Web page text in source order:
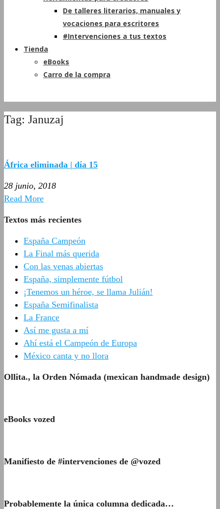
De talleres literarios, manuales y
vocaciones para escritores
#Intervenciones a tus textos
Tienda
eBooks
Carro de la compra
Tag: Januzaj
África eliminada | día 15
28 junio, 2018
Read More
Textos más recientes
España Campeón
La Final más querida
Con las venas abiertas
España, simplemente fútbol
¡Tenemos un héroe, se llama Julián!
España Semifinalista
La France
Así me gusta a mí
Ahí está el Campeón de Europa
México canta y no llora
Ollita., la Orden Nómada (mexican handmade design)
eBooks vozed
Manifiesto de #intervenciones de @vozed
Probablemente la única columna dedicada…